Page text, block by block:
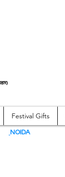
Festival Gifts
NOIDA